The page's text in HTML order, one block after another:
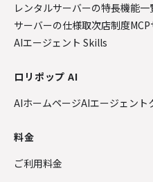
レンタルサーバーの特長機能一
サーバーの仕様取次店制度
AIエージェント Skills
ロリポップ AI
AIホームページAIエージェント
料金
ご利用料金